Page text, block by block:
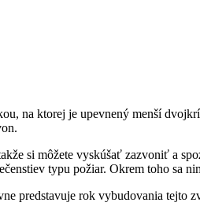
na ktorej je upevnený menší
si môžete vyskúšať zazvoniť a
typu požiar. Okrem toho sa
predstavuje rok vybudovania tejto